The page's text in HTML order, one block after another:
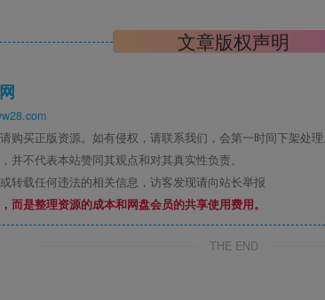
文章版权声明
购买正版资源。如有侵权，请联系我们，会第一时间下架处理
并不代表本站赞同其观点和对其真实性负责。
转载任何违法的相关信息，访客发现请向站长举报
而是整理资源的成本和网盘会员的共享使用费用。
THE END